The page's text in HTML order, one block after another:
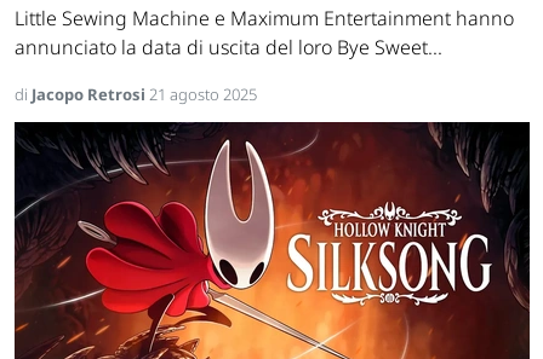
Little Sewing Machine e Maximum Entertainment hanno
annunciato la data di uscita del loro Bye Sweet...
di Jacopo Retrosi 21 agosto 2025